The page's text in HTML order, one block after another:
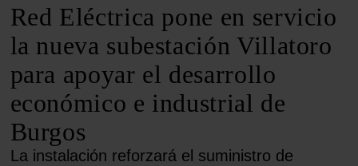
Red Eléctrica pone en servicio
la nueva subestación Villatoro
para apoyar el desarrollo
económico e industrial de
Burgos
La instalación reforzará el suministro de